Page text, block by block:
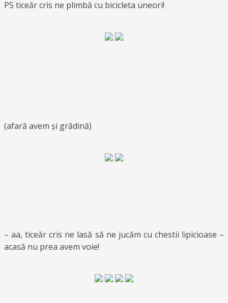
PS ticeăr cris ne plimbă cu bicicleta uneori!
(afară avem și grădină)
– aa, ticeăr cris ne lasă să ne jucăm cu chestii lipicioase –
acasă nu prea avem voie!